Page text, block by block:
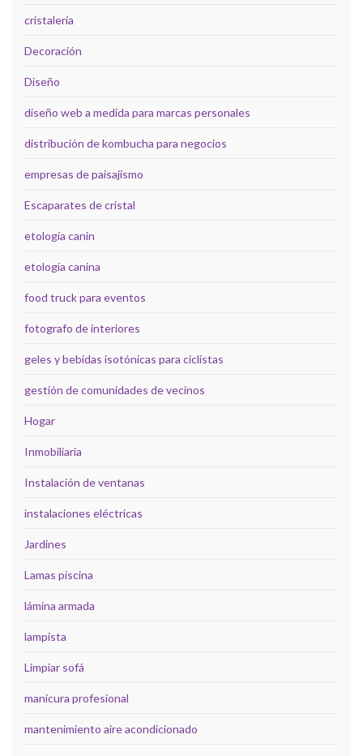
cristalería
Decoración
Diseño
diseño web a medida para marcas personales
distribución de kombucha para negocios
empresas de paisajismo
Escaparates de cristal
etología canin
etología canina
food truck para eventos
fotografo de interiores
geles y bebidas isotónicas para ciclistas
gestión de comunidades de vecinos
Hogar
Inmobiliaria
Instalación de ventanas
instalaciones eléctricas
Jardines
Lamas piscina
lámina armada
lampista
Limpiar sofá
manicura profesional
mantenimiento aire acondicionado